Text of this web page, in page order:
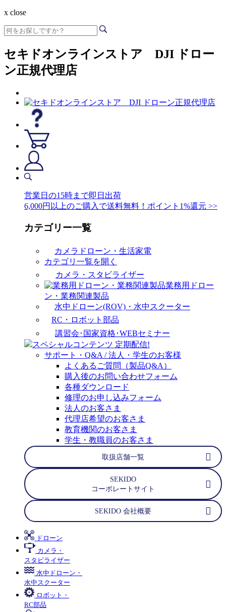
x close
セキドオンラインストア DJI ドロー
ン正規代理店
営業日の15時まで即日出荷
6,000円以上のご購入で送料無料！ポイント1%還元 >>
カテゴリー一覧
カメラドローン・生活家電
カテゴリ一覧を開く
カメラ・スタビライザー
業務用ドロー
ン・業務関連製品
水中ドローン(ROV)・水中スクーター
RC・ロボット部品
講習会･国家資格･WEBセミナー
スペシャルコンテンツ 定期配信!
サポート・Q&A / 法人・学生のお客様
よくあるご質問（製品Q&A）
購入後のお問い合わせフォーム
各種ダウンロード
修理のお申し込みフォーム
法人のお客さま
代理店希望のお客さま
教育機関のお客さま
学生・教職員のお客さま
取扱店舗一覧
SEKIDO
コーポレートサイト
SEKIDO 会社概要
ドローン
カメラ・
スタビライザー
水中ドローン・
水中スクーター
ロボット・
RC部品